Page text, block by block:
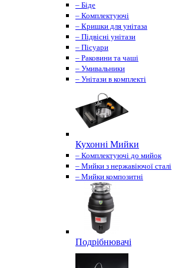
– Біде
– Комплектуючі
– Кришки для унітаза
– Підвісні унітази
– Пісуари
– Раковини та чаші
– Умивальники
– Унітази в комплекті
Кухонні Мийки
– Комплектуючі до мийок
– Мийки з нержавіючої сталі
– Мийки композитні
Подрібнювачі